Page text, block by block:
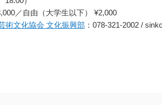
／自由（大学生以下） ¥2,000
術文化協会 文化振興部 ：078-321-2002 /